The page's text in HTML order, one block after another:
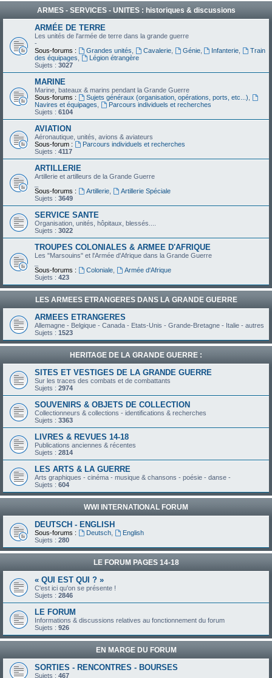
ARMES - SERVICES - UNITES : historiques & discussions
ARMÉE DE TERRE
Les unités de l'armée de terre dans la grande guerre
-
Sous-forums :
Grandes unités Cavalerie, Génie, Infanterie
Train
des équipages
Légion étrangère
Sujets : 3027
MARINE
Marine, bateaux & marins pendant la Grande Guerre
Sous-forums :
Sujets généraux (organisation, opérations, ports, etc...)
Navires et équipages
Parcours individuels et recherches
Sujets : 6104
AVIATION
Aéronautique, unités, avions & aviateurs
Sous-forum :
Parcours individuels et recherches
Sujets : 4117
ARTILLERIE
Artillerie et artilleurs de la Grande Guerre
Sous-forums :
Artillerie,
Artillerie Spéciale
Sujets : 3649
SERVICE SANTE
Organisation, unités, hôpitaux, blessés....
Sujets : 3022
TROUPES COLONIALES & ARMEE D'AFRIQUE
Les "Marsouins" et l'Armée d'Afrique dans la Grande Guerre
Sous-forums :
Coloniale,
Armée d'Afrique
Sujets : 423
LES ARMEES ETRANGERES DANS LA GRANDE GUERRE
ARMEES ETRANGERES
Allemagne - Belgique - Canada - Etats-Unis - Grande-Bretagne - Italie - autres
Sujets : 1523
HERITAGE DE LA GRANDE GUERRE :
SITES ET VESTIGES DE LA GRANDE GUERRE
Sur les traces des combats et de combattants
Sujets : 2974
SOUVENIRS & OBJETS DE COLLECTION
Collectionneurs & collections - identifications & recherches
Sujets : 3363
LIVRES & REVUES 14-18
Publications anciennes & récentes
Sujets : 2814
LES ARTS & LA GUERRE
Arts graphiques - cinéma - musique & chansons - poésie - danse -
Sujets : 604
WWI INTERNATIONAL FORUM
DEUTSCH - ENGLISH
Sous-forums : Deutsch,
English
Sujets : 280
LE FORUM PAGES 14-18
« QUI EST QUI ? »
C'est ici qu'on se présente !
Sujets : 2846
LE FORUM
Informations & discussions relatives au fonctionnement du forum
Sujets : 926
EN MARGE DU FORUM
SORTIES - RENCONTRES - BOURSES
Sujets : 467